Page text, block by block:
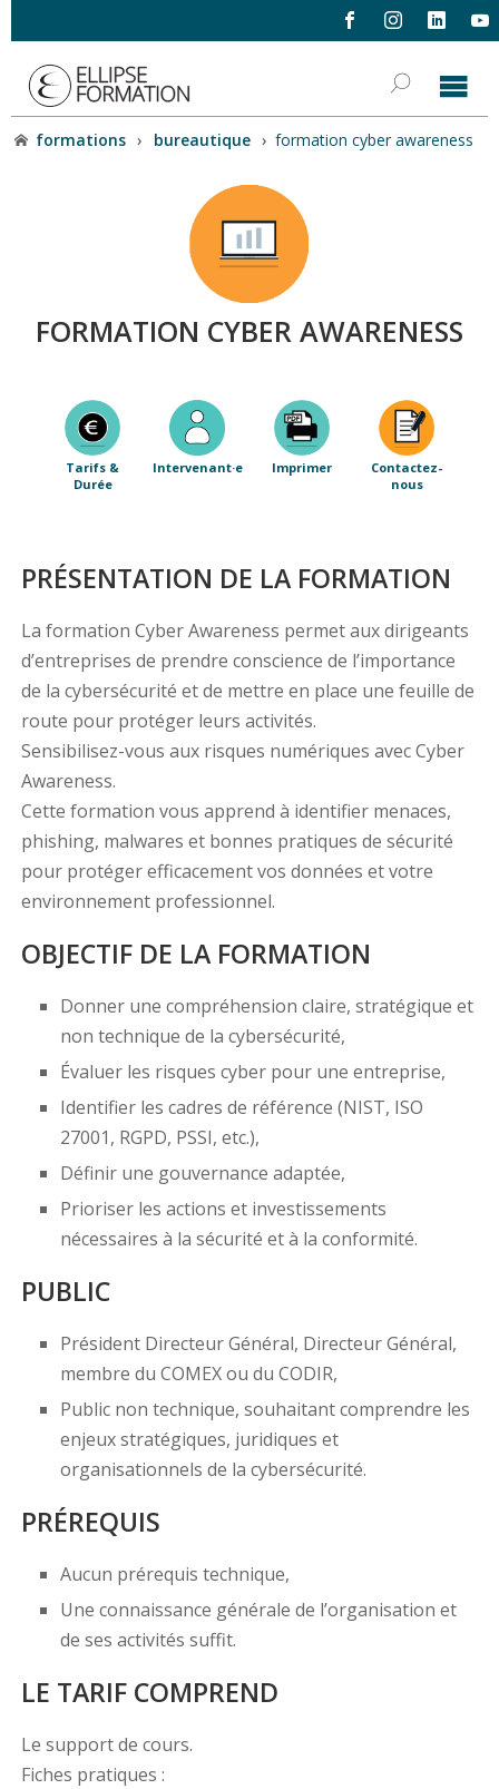
formations › bureautique › formation cyber awareness
FORMATION CYBER AWARENESS
Tarifs &
Durée
Intervenant·e Imprimer
Contactez-
nous
PRÉSENTATION DE LA FORMATION
La formation Cyber Awareness permet aux dirigeants
d’entreprises de prendre conscience de l’importance
de la cybersécurité et de mettre en place une feuille de
route pour protéger leurs activités.
Sensibilisez-vous aux risques numériques avec Cyber
Awareness.
Cette formation vous apprend à identifier menaces,
phishing, malwares et bonnes pratiques de sécurité
pour protéger efficacement vos données et votre
environnement professionnel.
OBJECTIF DE LA FORMATION
Donner une compréhension claire, stratégique et
non technique de la cybersécurité,
Évaluer les risques cyber pour une entreprise,
Identifier les cadres de référence (NIST, ISO
27001, RGPD, PSSI, etc.),
Définir une gouvernance adaptée,
Prioriser les actions et investissements
nécessaires à la sécurité et à la conformité.
PUBLIC
Président Directeur Général, Directeur Général,
membre du COMEX ou du CODIR,
Public non technique, souhaitant comprendre les
enjeux stratégiques, juridiques et
organisationnels de la cybersécurité.
PRÉREQUIS
Aucun prérequis technique,
Une connaissance générale de l’organisation et
de ses activités suffit.
LE TARIF COMPREND
Le support de cours.
Fiches pratiques :